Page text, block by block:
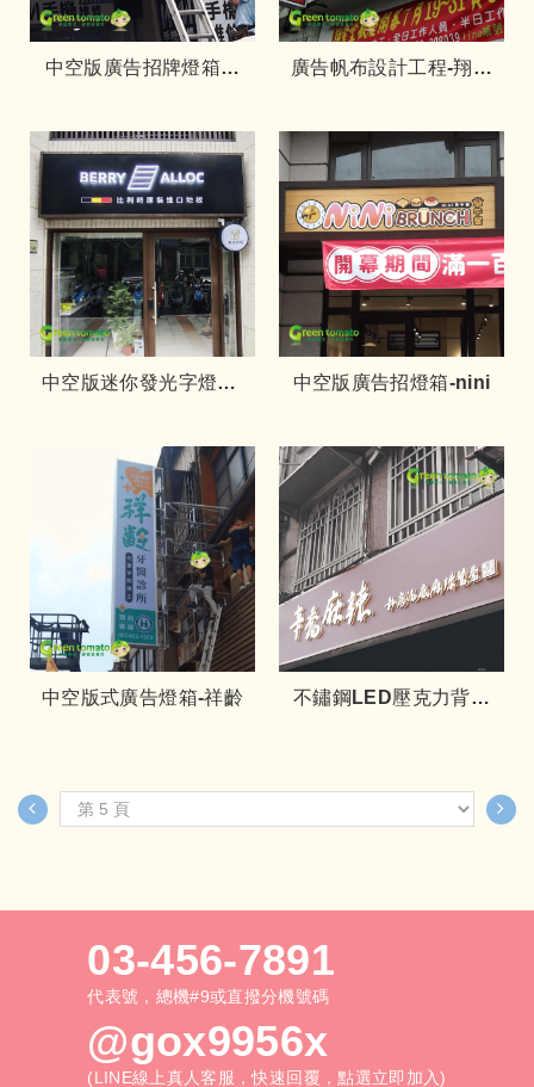
中空版廣告招牌燈箱設
廣告帆布設計工程-翔食
中空版迷你發光字燈箱-
中空版廣告招燈箱-nini
中空版式廣告燈箱-祥齡
不鏽鋼LED壓克力背發
03-456-7891
代表號，總機#9或直撥分機號碼
@gox9956x
(LINE線上真人客服，快速回覆，點選立即加入)